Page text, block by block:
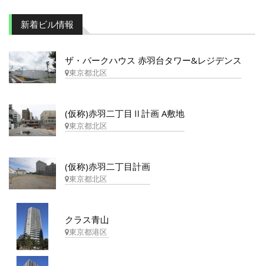
新着ビル情報
ザ・パークハウス 赤羽台タワー&レジデンス
東京都北区
(仮称)赤羽二丁目Ⅱ計画 A敷地
東京都北区
(仮称)赤羽二丁目計画
東京都北区
クラス青山
東京都港区